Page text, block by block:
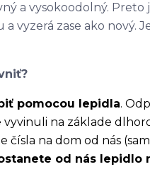
a vysokoodolný.
a vyzerá zase ako
pomocou lepidla.
vyvinuli na základe
čísla na dom od nás
od nás lepidlo